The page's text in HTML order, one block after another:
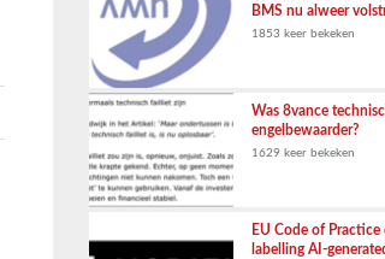
BMS nu alweer
1853 keer bekeken
Was 8vance
engelbewaarder?
1629 keer bekeken
EU Code of Practice
labelling AI-